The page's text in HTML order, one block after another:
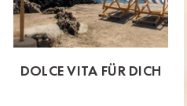
DOLCE VITA FÜR DICH